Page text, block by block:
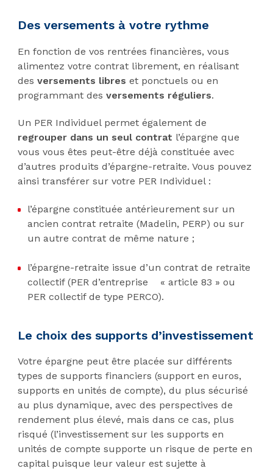
Des versements à votre rythme
En fonction de vos rentrées financières, vous
alimentez votre contrat librement, en réalisant
des versements libres et ponctuels ou en
programmant des versements réguliers.
Un PER Individuel permet également de
regrouper dans un seul contrat l’épargne que
vous vous êtes peut-être déjà constituée avec
d’autres produits d’épargne-retraite. Vous pouvez
ainsi transférer sur votre PER Individuel :
l’épargne constituée antérieurement sur un
ancien contrat retraite (Madelin, PERP) ou sur
un autre contrat de même nature ;
l’épargne-retraite issue d’un contrat de retraite
collectif (PER d’entreprise « article 83 » ou
PER collectif de type PERCO).
Le choix des supports d’investissement
Votre épargne peut être placée sur différents
types de supports financiers (support en euros,
supports en unités de compte), du plus sécurisé
au plus dynamique, avec des perspectives de
rendement plus élevé, mais dans ce cas, plus
risqué (l’investissement sur les supports en
unités de compte supporte un risque de perte en
capital puisque leur valeur est sujette à